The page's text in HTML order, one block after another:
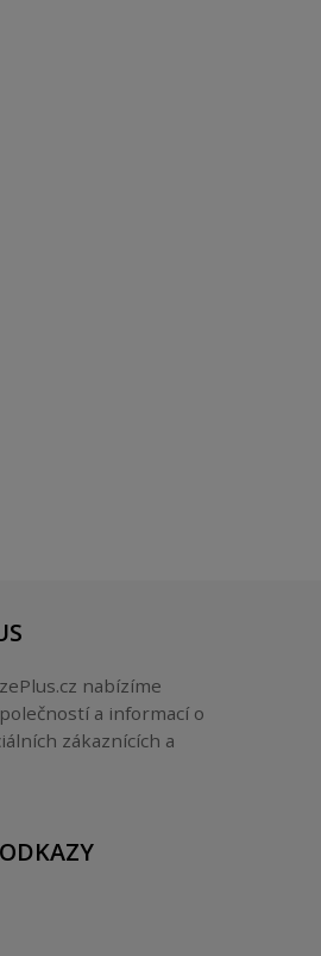
nabízíme
a informací o
zákaznících a